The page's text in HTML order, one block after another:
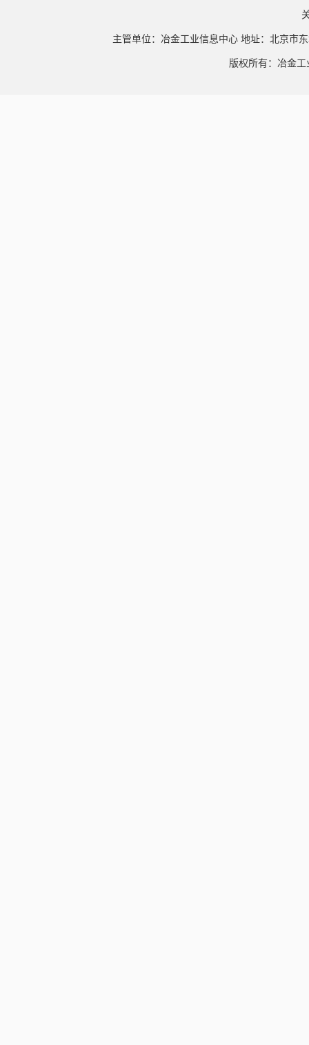
主管单位：冶金工业信息中心 地址：北京市
版权所有：冶金